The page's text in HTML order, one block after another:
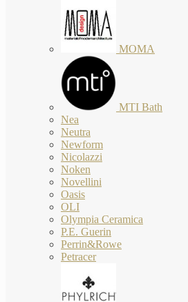
MOMA
MTI Bath
Nea
Neutra
Newform
Nicolazzi
Noken
Novellini
Oasis
OLI
Olympia Ceramica
P.E. Guerin
Perrin&Rowe
Petracer